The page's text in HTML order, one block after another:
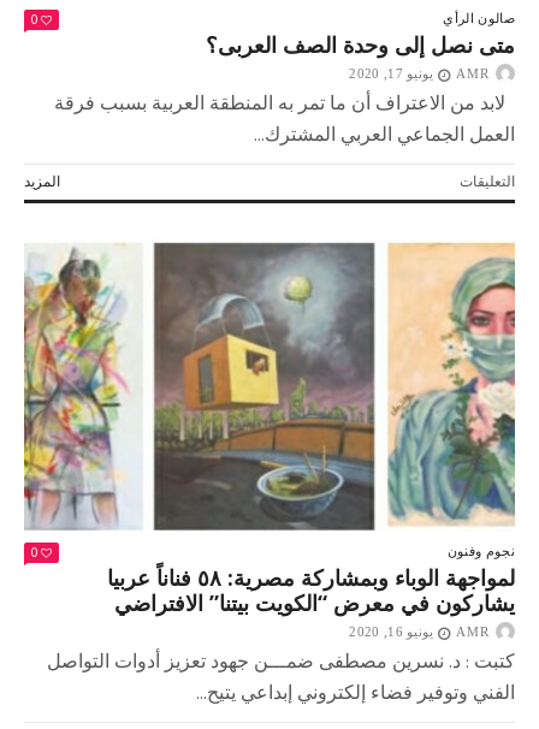
صالون الرأي 0
متى نصل إلى وحدة الصف العربى؟
AMR يونيو 17, 2020
لابد من الاعتراف أن ما تمر به المنطقة العربية بسبب فرقة
العمل الجماعي العربي المشترك...
المزيد التعليقاتعلى
متى
إلى
وحدة
الصف
العربى؟
مغلقة
نجوم وفنون 0
لمواجهة الوباء وبمشاركة مصرية: ٥٨ فناناً عربيا
يشاركون في معرض “الكويت بيتنا” الافتراضي
AMR يونيو 16, 2020
كتبت : د. نسرين مصطفى ضمـــن جهود تعزيز أدوات التواصل
الفني وتوفير فضاء إلكتروني إبداعي يتيح...